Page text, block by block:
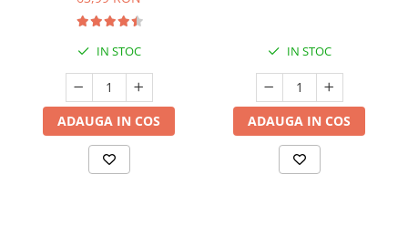
IN STOC
ADAUGA IN COS
IN STOC
ADAUGA IN COS